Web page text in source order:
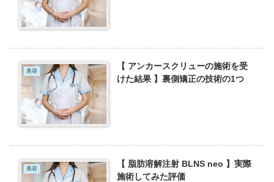
美容
【 アンカースクリューの施術を受
けた結果 】裏側矯正の技術の1つ
美容
【 脂肪溶解注射 BLNS neo 】実際
施術してみた評価